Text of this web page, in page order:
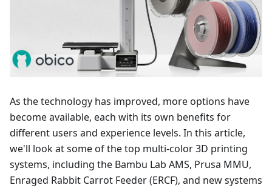
As the technology has improved, more options have
become available, each with its own benefits for
different users and experience levels. In this article,
we'll look at some of the top multi-color 3D printing
systems, including the Bambu Lab AMS, Prusa MMU,
Enraged Rabbit Carrot Feeder (ERCF), and new systems